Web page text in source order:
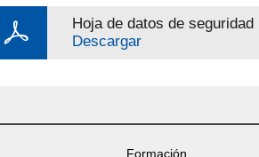
Hoja de datos de seguridad
Descargar
Formación